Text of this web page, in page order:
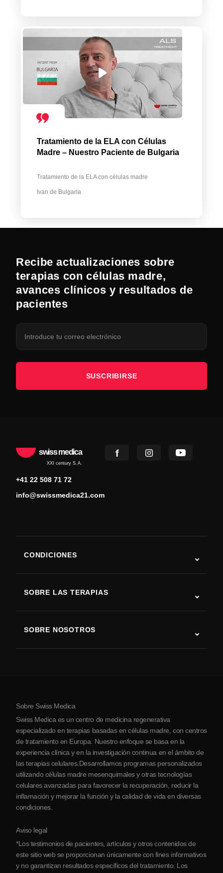
Tratamiento de la ELA con Células
Madre – Nuestro Paciente de Bulgaria
Tratamiento de la ELA con células madre
Ivan de Bulgaria
Recibe actualizaciones sobre
terapias con células madre,
avances clínicos y resultados de
pacientes
SUSCRIBIRSE
swiss medica
XXI century S.A.
+41 22 508 71 72
info@swissmedica21.com
CONDICIONES
Enfermedad de Parkinson
Artritis
SOBRE LAS TERAPIAS
SOBRE NOSOTROS
Sobre Serbia
Colaboraciones
Sobre Swiss Medica
Swiss Medica es un centro de medicina regenerativa
especializado en terapias basadas en células madre, con centros
de tratamiento en Europa. Nuestro enfoque se basa en la
experiencia clínica y en la investigación continua en el ámbito de
las terapias celulares.Desarrollamos programas personalizados
utilizando células madre mesenquimales y otras tecnologías
celulares avanzadas para favorecer la recuperación, reducir la
inflamación y mejorar la función y la calidad de vida en diversas
condiciones.
Aviso legal
*Los testimonios de pacientes, artículos y otros contenidos de
este sitio web se proporcionan únicamente con fines informativos
y no garantizan resultados específicos del tratamiento. Los